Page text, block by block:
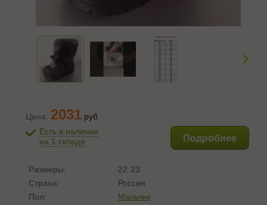
Цена: 2031 руб
Есть в наличии
на 1 складе
Подробнее
Размеры: 22 23
Страна:
Россия
Пол:
Мальчик